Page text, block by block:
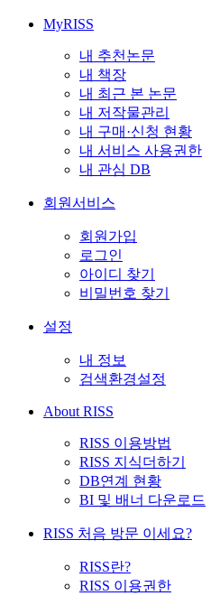
MyRISS
내 추천논문
내 책장
내 최근 본 논문
내 저작물관리
내 구매·신청 현황
내 서비스 사용권한
내 관심 DB
회원서비스
회원가입
로그인
아이디 찾기
비밀번호 찾기
설정
내 정보
검색환경설정
About RISS
RISS 이용방법
RISS 지식더하기
DB연계 현황
BI 및 배너 다운로드
RISS 처음 방문 이세요?
RISS란?
RISS 이용권한